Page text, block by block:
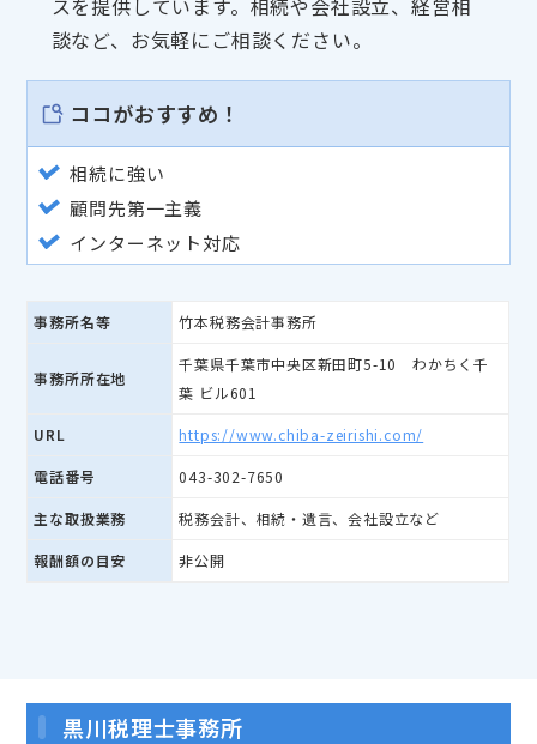
談など、お気軽にご相談ください。
ココがおすすめ！
相続に強い
顧問先第一主義
インターネット対応
事務所名等 竹本税務会計事務所
事務所所在地
千葉県千葉市中央区新田町5-10 わかちく千
葉 ビル601
URL https://www.chiba-zeirishi.com/
電話番号 043-302-7650
主な取扱業務 税務会計、相続・遺言、会社設立など
報酬額の目安 非公開
黒川税理士事務所